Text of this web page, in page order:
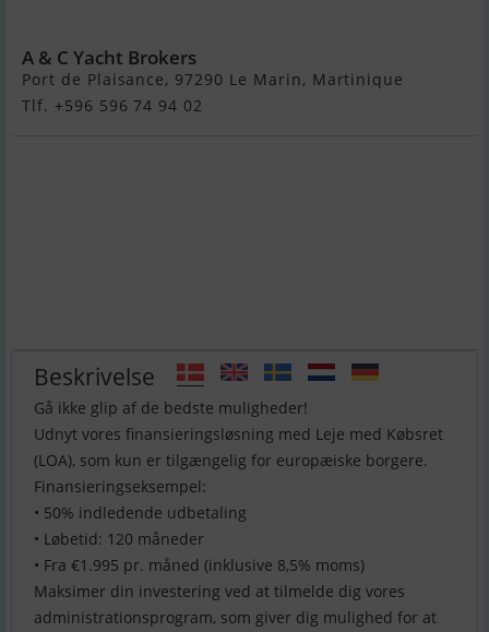
A & C Yacht Brokers
Port de Plaisance, 97290 Le Marin, Martinique
Tlf. +596 596 74 94 02
Beskrivelse
Gå ikke glip af de bedste muligheder!
Udnyt vores finansieringsløsning med Leje med Købsret
(LOA), som kun er tilgængelig for europæiske borgere.
Finansieringseksempel:
• 50% indledende udbetaling
• Løbetid: 120 måneder
• Fra €1.995 pr. måned (inklusive 8,5% moms)
Maksimer din investering ved at tilmelde dig vores
administrationsprogram, som giver dig mulighed for at